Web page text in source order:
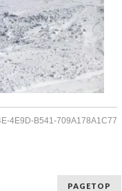
4E9D-B541-709A178A1C77
PAGETOP